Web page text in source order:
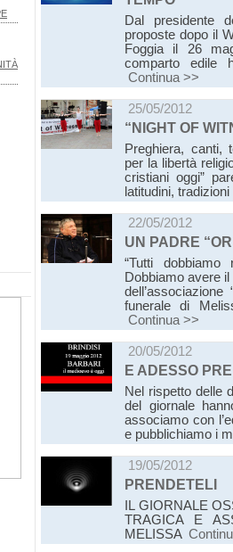
Dal presidente
proposte dopo il
Foggia il 26
comparto edile
Continua >>
25/05/2012
“NIGHT OF
Preghiera, canti,
per la libertà
cristiani oggi”
latitudini,
22/05/2012
UN PADRE
“Tutti
Dobbiamo avere
funerale di
Continua >>
20/05/2012
E ADESSO
Nel rispetto delle
del giornale
associamo con
e pubblichiamo i
19/05/2012
PRENDETELI
IL GIORNALE
TRAGICA E
MELISSA